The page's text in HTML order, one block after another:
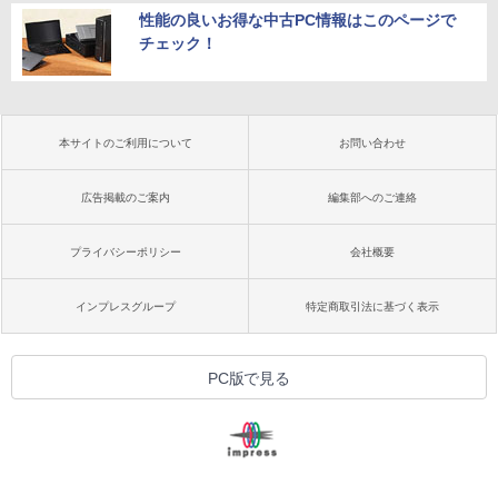
性能の良いお得な中古PC情報はこのページで
チェック！
本サイトのご利用について お問い合わせ
広告掲載のご案内 編集部へのご連絡
プライバシーポリシー 会社概要
インプレスグループ 特定商取引法に基づく表示
PC版で見る